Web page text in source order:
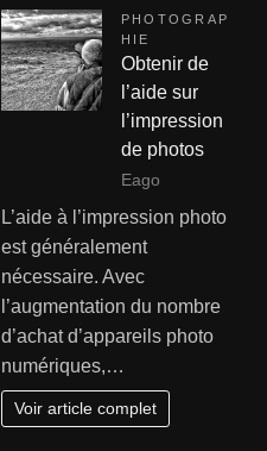
PHOTOGRAP
HIE
Obtenir de
l’aide sur
l’impression
de photos
Eago
L’aide à l’impression photo
est généralement
nécessaire. Avec
l’augmentation du nombre
d’achat d’appareils photo
numériques,…
Voir article complet